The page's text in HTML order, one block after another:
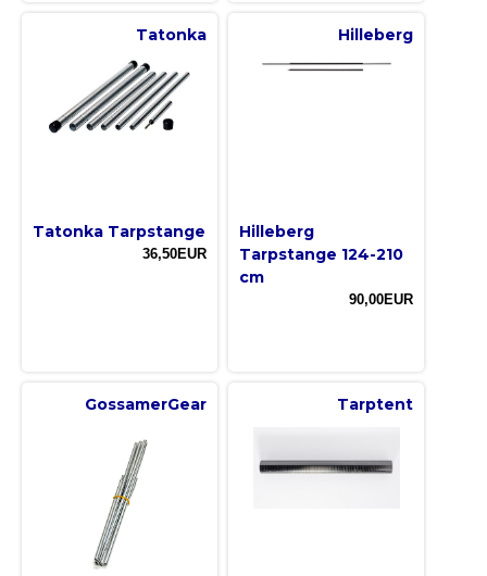
Tatonka
Tatonka Tarpstange
36,50EUR
Hilleberg
Hilleberg
Tarpstange 124-210
cm
90,00EUR
GossamerGear Tarptent